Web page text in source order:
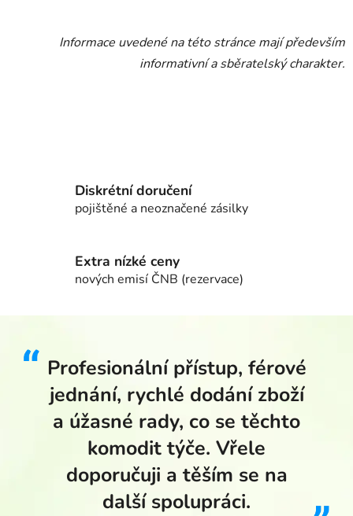
Informace uvedené na této stránce mají především
informativní a sběratelský charakter.
Diskrétní doručení
pojištěné a neoznačené zásilky
Extra nízké ceny
nových emisí ČNB (rezervace)
Profesionální přístup, férové
jednání, rychlé dodání zboží
a úžasné rady, co se těchto
komodit týče. Vřele
doporučuji a těším se na
další spolupráci.